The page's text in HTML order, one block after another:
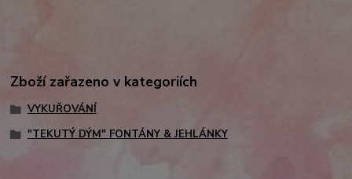
Zboží zařazeno v kategoriích
VYKUŘOVÁNÍ
"TEKUTÝ DÝM" FONTÁNY & JEHLÁNKY